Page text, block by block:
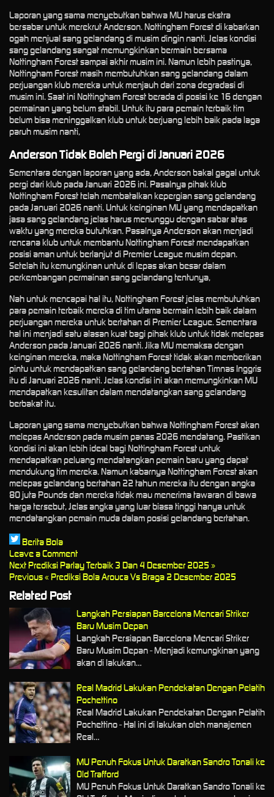
Laporan yang sama menyebutkan bahwa MU harus ekstra
bersabar untuk merekrut Anderson. Nottingham Forest di kabarkan
ogah menjual sang gelandang di musim dingin nanti. Jelas kondisi
sang gelandang sangat memungkinkan bermain bersama
Nottingham Forest sampai akhir musim ini. Namun lebih pastinya,
Nottingham Forest masih membutuhkan sang gelandang dalam
perjuangan klub mereka untuk menjauh dari zona degradasi di
musim ini. Saat ini Nottingham Forest berada di posisi ke 16 dengan
permainan yang belum stabil. Untuk itu para pemain terbaik tim
belum bisa meninggalkan klub untuk berjuang lebih baik pada laga
paruh musim nanti,
Anderson Tidak Boleh Pergi di Januari 2026
Sementara dengan laporan yang ada, Anderson bakal gagal untuk
pergi dari klub pada Januari 2026 ini. Pasalnya pihak klub
Nottingham Forest telah membatalkan kepergian sang gelandang
pada Januari 2026 nanti. Untuk keinginan MU yang mendapatkan
jasa sang gelandang jelas harus menunggu dengan sabar atas
waktu yang mereka butuhkan. Pasalnya Anderson akan menjadi
rencana klub untuk membantu Nottingham Forest mendapatkan
posisi aman untuk berlanjut di Premier League musim depan.
Setelah itu kemungkinan untuk di lepas akan besar dalam
perkembangan permainan sang gelandang tentunya,
Nah untuk mencapai hal itu, Nottingham Forest jelas membutuhkan
para pemain terbaik mereka di tim utama bermain lebih baik dalam
perjuangan mereka untuk bertahan di Premier League. Sementara
hal ini menjadi satu alasan kuat bagi pihak klub untuk tidak melepas
Anderson pada Januari 2026 nanti. Jika MU memaksa dengan
keinginan mereka, maka Nottingham Forest tidak akan memberikan
pintu untuk mendapatkan sang gelandang bertahan Timnas Inggris
itu di Januari 2026 nanti. Jelas kondisi ini akan memungkinkan MU
mendapatkan kesulitan dalam mendatangkan sang gelandang
berbakat itu.
Laporan yang sama menyebutkan bahwa Nottingham Forest akan
melepas Anderson pada musim panas 2026 mendatang. Pastikan
kondisi ini akan lebih ideal bagi Nottingham Forest untuk
mendapatkan peluang mendatangkan pemain baru yang dapat
mendukung tim mereka. Namun kabarnya Nottingham Forest akan
melepas gelandang bertahan 22 tahun mereka itu dengan angka
80 juta Pounds dan mereka tidak mau menerima tawaran di bawa
harga tersebut, Jelas angka yang luar biasa tinggi hanya untuk
mendatangkan pemain muda dalam posisi gelandang bertahan.
Berita Bola
Leave a Comment
NextPrediksi Parlay Terbaik 3 Dan 4 Desember 2025 »
Previous« Prediksi Bola Arouca Vs Braga 2 Desember 2025
Related Post
Langkah Persiapan Barcelona Mencari Striker
Baru Musim Depan
Langkah Persiapan Barcelona Mencari Striker
Baru Musim Depan - Menjadi kemungkinan yang
akan di lakukan…
Real Madrid Lakukan Pendekatan Dengan Pelatih
Pochettino
Real Madrid Lakukan Pendekatan Dengan Pelatih
Pochettino - Hal ini di lakukan oleh manajemen
Real…
MU Penuh Fokus Untuk Daratkan Sandro Tonali ke
Old Trafford
MU Penuh Fokus Untuk Daratkan Sandro Tonali ke